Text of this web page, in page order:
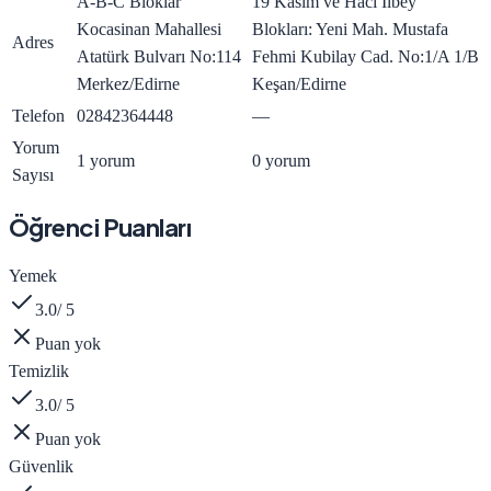
Adres
Kocasinan Mahallesi
Atatürk Bulvarı No:114
Merkez/Edirne
Blokları: Yeni Mah. Mustafa
Fehmi Kubilay Cad. No:1/A 1/B
Keşan/Edirne
Telefon
02842364448
—
Yorum
Sayısı
1 yorum 0 yorum
Öğrenci Puanları
Yemek
3.0/ 5
Puan yok
Temizlik
3.0/ 5
Puan yok
Güvenlik